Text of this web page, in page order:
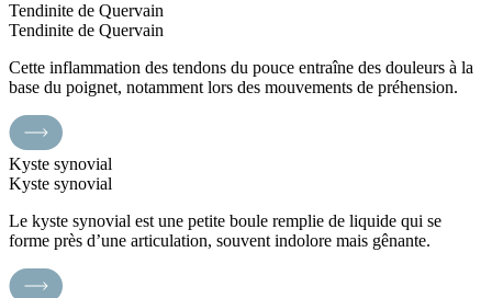
Tendinite de Quervain
Tendinite de Quervain
Cette inflammation des tendons du pouce entraîne des douleurs à la
base du poignet, notamment lors des mouvements de préhension.
Kyste synovial
Kyste synovial
Le kyste synovial est une petite boule remplie de liquide qui se
forme près d’une articulation, souvent indolore mais gênante.